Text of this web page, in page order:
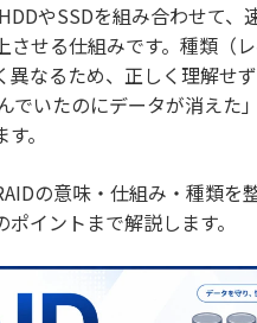
やSSDを組み合わせて、
させる仕組みです。種類（
異なるため、正しく理解せ
でいたのにデータが消えた
。
の意味・仕組み・種類を
イントまで解説します。